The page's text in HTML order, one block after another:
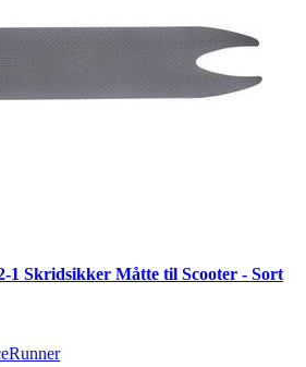
1 Skridsikker Måtte til Scooter - Sort